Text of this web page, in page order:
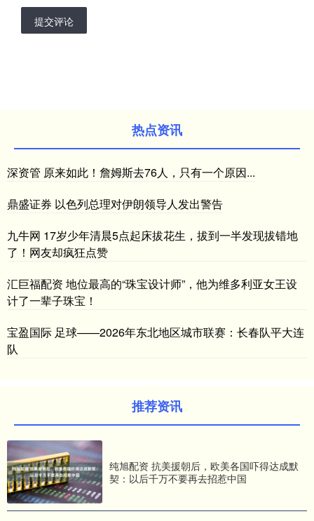
提交评论
热点资讯
深资管 原来如此！詹姆斯去76人，只有一个原因...
鼎盛证券 以色列总理对伊朗领导人发出警告
九牛网 17岁少年清晨5点起床拔花生，拔到一半发现拔错地
了！网友却疯狂点赞
汇巨福配资 地位最高的“珠宝设计师”，他为维多利亚女王设
计了一辈子珠宝！
宝盈国际 足球——2026年东北地区城市联赛：长春队平大连
队
推荐资讯
纯旭配资 抗美援朝后，欧美各国吓得达成默
契：以后千万不要再去招惹中国